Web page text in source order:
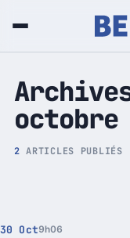
octobre
2 ARTICLES PUBLIÉS
30 Oct9h06